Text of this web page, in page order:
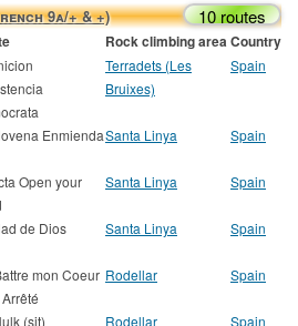
9a/+ & +) 10 routes
Rock climbing areaCountry
Terradets (Les
Bruixes)
Spain
EnmiendaSanta Linya Spain
Open your
Santa Linya Spain
de Dios Santa Linya Spain
mon Coeur Rodellar Spain
(sit) Rodellar Spain